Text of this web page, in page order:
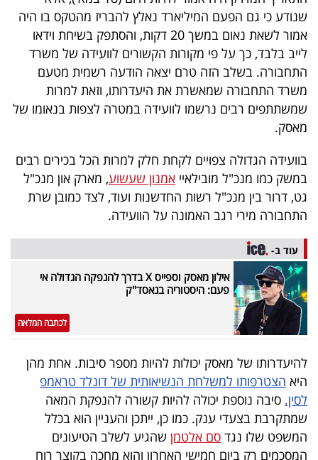
המילון
הכלכלי
פודקאסט
40
UNDER
40
שיתופי
פעולה
דרושים
ניוזלטרים
מייל
אדום
שנודע כי גם הפעם המיליארד נאלץ להבריז מהטקס בו היה
אמור לשאת נאום במשך 20 דקות, והסתפק בשיחת וידאו
לייב בלבד, כך על פי מקורות הקשורים לוועידה של משרד
התחבורה. בשלב הזה טרם יצאה הודעה רשמית מטעם
משרד התחבורה שמאשרת את היעדרותו, וזאת למרות
שמשתתפים רבים נרשמו לוועידה במטרה לצפות בנאומו של
מאסק.
בוועידה הגדולה צפויים לקחת חלק למרות הכל בכירים רבים
במשק כמו מנכ"ל מובילאיי אמנון שעשוע, מארק און מנכ"ל
גט, דרור בין מנכ"ל רשות החדשנות ועוד, לצד כמובן שרת
התחבורה מירי רגב האמונה על הוועידה.
עוד ב-
אילון מאסק וספייס X בדרך להנפקה הגדולה אי
פעם: היסטוריה בנאסד"ק
לכתבה המלאה
להיעדרותו של מאסק יכולות להיות מספר סיבות. אחת מהן
היא הצטרפותו למשלחת הנשיאותית של דונלד טראמפ
לסין. סיבה נוספת יכולה להיות קשורה להנפקת המאה
שמתקרבת בצעדי ענק. כמו כן, ייתכן והעניין הוא בכלל
המשפט שלו נגד סם אלטמן שהגיע לשלב הטיעונים
המסכמים רק ביום חמישי האחרון והוא מחכה בקוצר רוח